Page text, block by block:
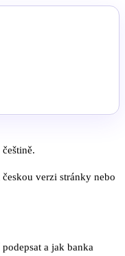
verzi stránky nebo
a jak banka